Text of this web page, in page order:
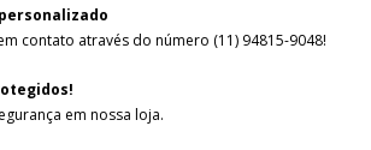
contato através do número (11) 94815-9048!
em nossa loja.